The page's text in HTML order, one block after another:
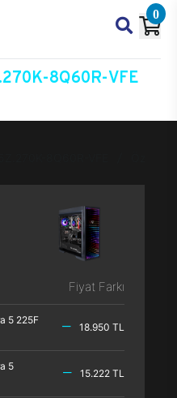
0
8Q60R-VFE
Fiyat Farkı
5 225F
18.950 TL
5
15.222 TL